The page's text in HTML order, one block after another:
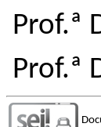
Prof.ª
Prof.ª